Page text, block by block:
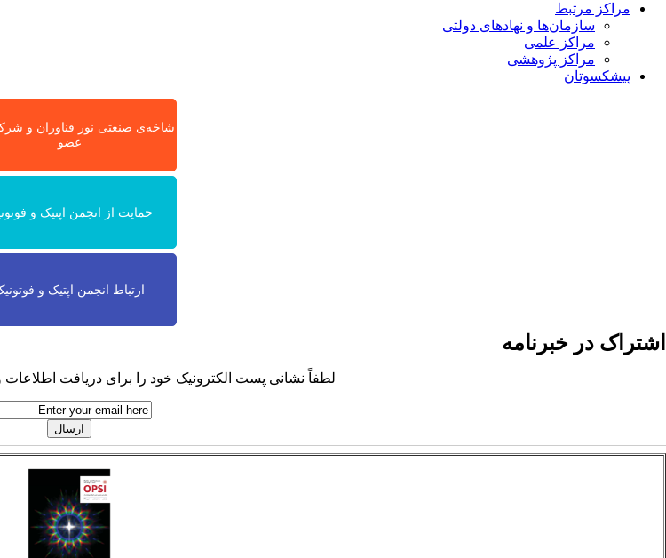
مراکز مرتبط
سازمان‌ها و نهادهای دولتی
مراکز علمی
مراکز پژوهشی
پیشکسوتان
شاخه‌ی صنعتی نور فناوران و
عضو
حمایت از انجمن اپتیک و
ارتباط انجمن اپتیک و
اشتراک در خبرنامه
لطفاً نشانی پست الکترونیک خود را برای دریافت اطلاعات و